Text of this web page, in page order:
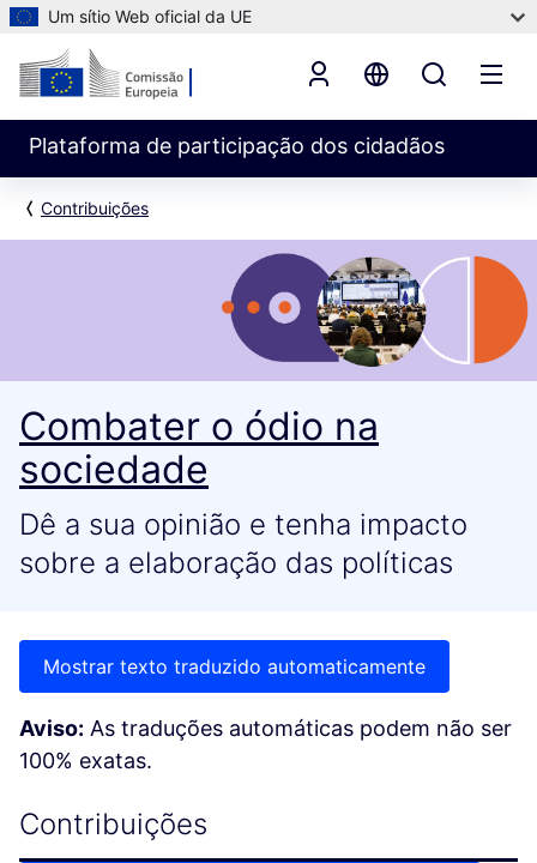
Um sítio Web oficial da UE
Plataforma de participação dos cidadãos
Contribuições
Combater o ódio na
sociedade
Dê a sua opinião e tenha impacto
sobre a elaboração das políticas
Mostrar texto traduzido automaticamente
Aviso: As traduções automáticas podem não ser
100% exatas.
Contribuições